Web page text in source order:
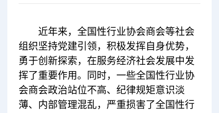
近年来，全国性行业协会商会等社会
组织坚持党建引领，积极发挥自身优势，
勇于创新探索，在服务经济社会发展中发
挥了重要作用。同时，一些全国性行业协
会商会政治站位不高、纪律规矩意识淡
薄、内部管理混乱，严重损害了全国性行